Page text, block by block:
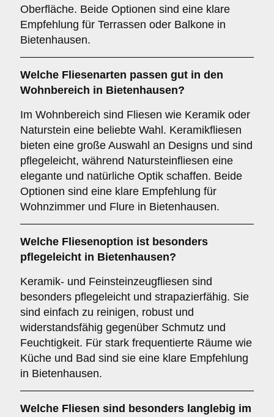
Oberfläche. Beide Optionen sind eine klare
Empfehlung für Terrassen oder Balkone in
Bietenhausen.
Welche Fliesenarten passen gut in den
Wohnbereich in Bietenhausen?
Im Wohnbereich sind Fliesen wie Keramik oder
Naturstein eine beliebte Wahl. Keramikfliesen
bieten eine große Auswahl an Designs und sind
pflegeleicht, während Natursteinfliesen eine
elegante und natürliche Optik schaffen. Beide
Optionen sind eine klare Empfehlung für
Wohnzimmer und Flure in Bietenhausen.
Welche Fliesenoption ist besonders
pflegeleicht in Bietenhausen?
Keramik- und Feinsteinzeugfliesen sind
besonders pflegeleicht und strapazierfähig. Sie
sind einfach zu reinigen, robust und
widerstandsfähig gegenüber Schmutz und
Feuchtigkeit. Für stark frequentierte Räume wie
Küche und Bad sind sie eine klare Empfehlung
in Bietenhausen.
Welche Fliesen sind besonders langlebig im